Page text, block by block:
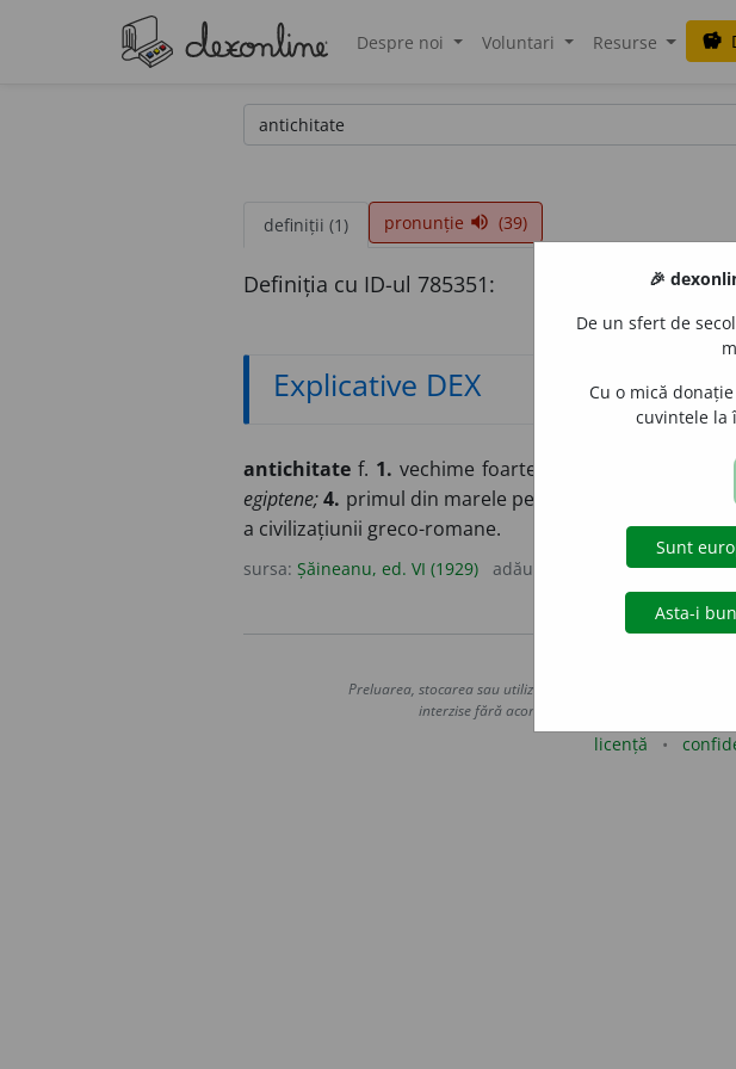
Despre noi Voluntari Resurse savings
definiții (1) pronunție volume_up (39)
Definiția cu ID-ul 785351:
Explicative DEX
antichitate f. 1. vechime foarte îndepărtată;
egiptene;4. primul din marele perioade ale istoriei
a civilizațiunii greco-romane.
sursa: Șăineanu, ed. VI (1929) adăugată de LauraGellner
Preluarea, stocarea sau utilizarea datelor de pe acest site,
interzise fără acordul nostru prealabil scris, cu
licență
🎉
De un sfert de
Cu o mică
cuvintele la